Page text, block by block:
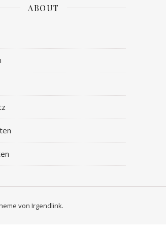
ABOUT
von Irgendlink.